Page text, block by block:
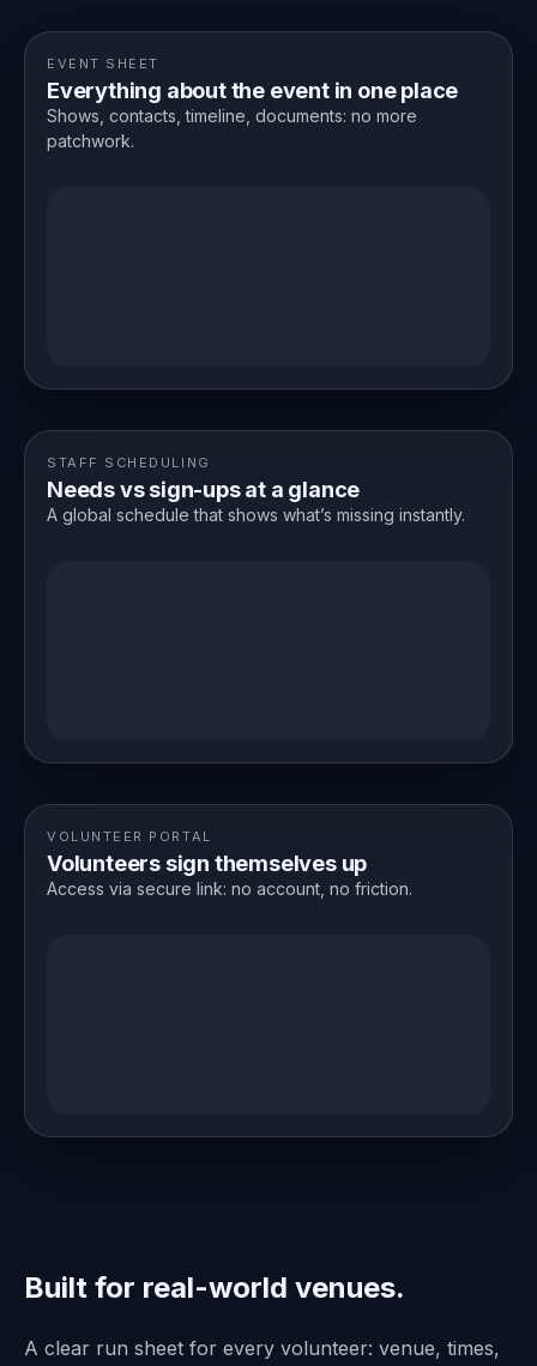
EVENT SHEET
Everything about the event in one place
Shows, contacts, timeline, documents: no more
patchwork.
STAFF SCHEDULING
Needs vs sign-ups at a glance
A global schedule that shows what’s missing instantly.
VOLUNTEER PORTAL
Volunteers sign themselves up
Access via secure link: no account, no friction.
Built for real-world venues.
A clear run sheet for every volunteer: venue, times,